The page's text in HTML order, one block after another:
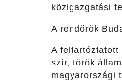
közigazgatási
A rendőrök
A feltartóztatott
szír, török
magyarországi